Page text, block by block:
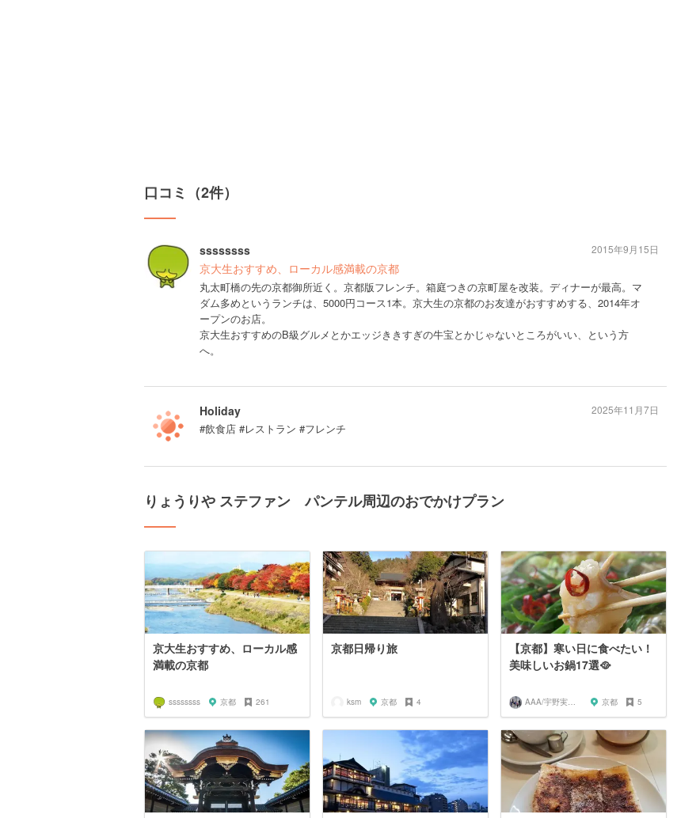
口コミ（2件）
ssssssss
京大生おすすめ、ローカル感満載の京都
丸太町橋の先の京都御所近く。京都版フレンチ。箱庭つきの京町屋を改装。ディナーが最高。マ
ダム多めというランチは、5000円コース1本。京大生の京都のお友達がおすすめする、2014年オ
ープンのお店。
京大生おすすめのB級グルメとかエッジききすぎの牛宝とかじゃないところがいい、という方
へ。
2015年9月15日
Holiday
#飲食店 #レストラン #フレンチ
2025年11月7日
りょうりや ステファン パンテル周辺のおでかけプラン
京大生おすすめ、ローカル感
満載の京都
ssssssss 京都 261
京都日帰り旅
ksm 京都 4
【京都】寒い日に食べたい！
美味しいお鍋17選🥘
AAA/宇野実彩子推し 京都 5